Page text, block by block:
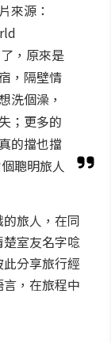
來源：
，原來是
，隔壁情
洗個澡，
；更多的
的擋也擋
聰明旅人
旅人，在同
室友名字唸
分享旅行經
，在旅程中